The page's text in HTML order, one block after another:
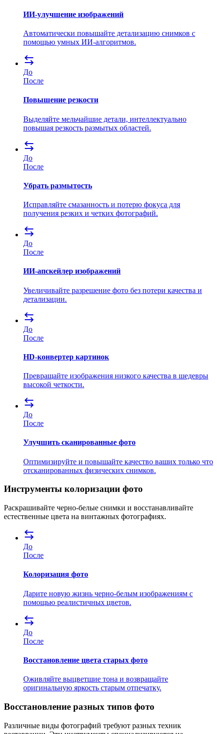
ИИ-улучшение изображений
Автоматически повышайте детализацию снимков с
помощью умных ИИ-алгоритмов.
До
После
Повышение резкости
Выделяйте мельчайшие детали, интеллектуально
повышая резкость размытых областей.
До
После
Убрать размытость
Исправляйте смазанность и потерю фокуса для
получения резких и четких фотографий.
До
После
ИИ-апскейлер изображений
Увеличивайте разрешение фото без потери качества и
детализации.
До
После
HD-конвертер картинок
Превращайте изображения низкого качества в шедевры
высокой четкости.
До
После
Улучшить сканированные фото
Оптимизируйте и повышайте качество ваших только что
отсканированных физических снимков.
Инструменты колоризации фото
Раскрашивайте черно-белые снимки и восстанавливайте
естественные цвета на винтажных фотографиях.
До
После
Колоризация фото
Дарите новую жизнь черно-белым изображениям с
помощью реалистичных цветов.
До
После
Восстановление цвета старых фото
Оживляйте выцветшие тона и возвращайте
оригинальную яркость старым отпечатку.
Восстановление разных типов фото
Различные виды фотографий требуют разных техник